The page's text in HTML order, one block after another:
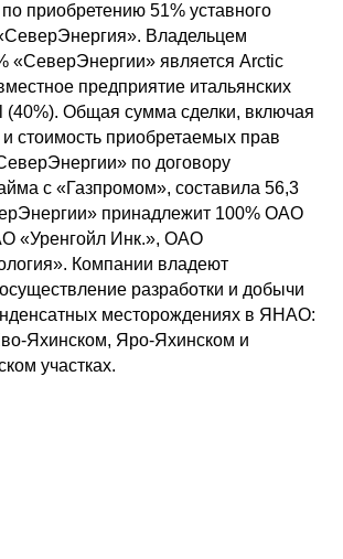
приобретению 51% уставного
Владельцем
«СеверЭнергии» является Arctic
предприятие итальянских
(40%). Общая сумма сделки, включая
стоимость приобретаемых прав
по договору
с «Газпромом», составила 56,3
принадлежит 100% ОАО
«Уренгойл Инк.», ОАО
Компании владеют
разработки и добычи
месторождениях в ЯНАО:
Яхинском, Яро-Яхинском и
участках.